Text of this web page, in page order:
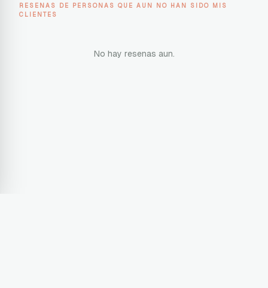
RESENAS DE PERSONAS QUE AUN NO HAN SIDO MIS
CLIENTES
No hay resenas aun.